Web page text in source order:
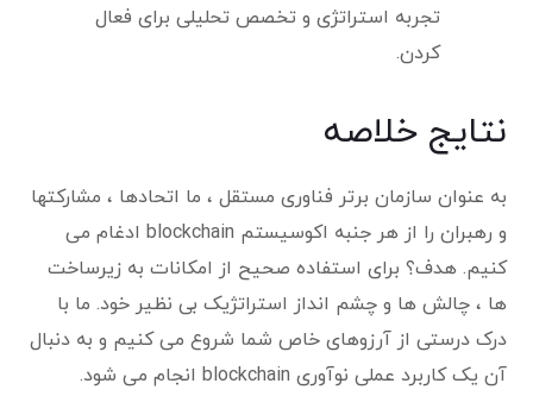
تجربه استراتژی و تخصص تحلیلی برای فعال
کردن.
نتایج خلاصه
به عنوان سازمان برتر فناوری مستقل ، ما اتحادها ، مشارکتها
و رهبران را از هر جنبه اکوسیستم blockchain ادغام می
کنیم. هدف؟ برای استفاده صحیح از امکانات به زیرساخت
ها ، چالش ها و چشم انداز استراتژیک بی نظیر خود. ما با
درک درستی از آرزوهای خاص شما شروع می کنیم و به دنبال
آن یک کاربرد عملی نوآوری blockchain انجام می شود.